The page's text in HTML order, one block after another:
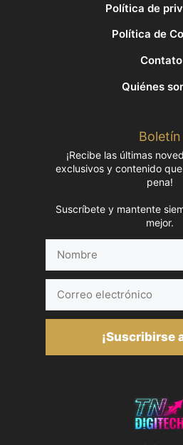
Política de
Política de
Contato
Quiénes
Boletín
¡Recibe las últimas
exclusivos y contenido
pena!
Suscríbete y mantente
mejor.
electrónico
¡Suscribirse